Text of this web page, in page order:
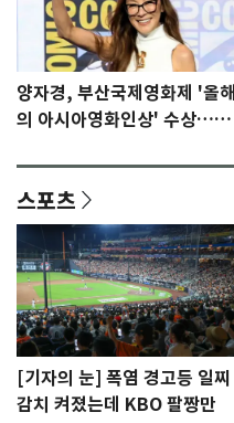
양자경, 부산국제영화제 '올해
의 아시아영화인상' 수상…15
스포츠
[기자의 눈] 폭염 경고등 일찌
감치 켜졌는데 KBO 팔짱만